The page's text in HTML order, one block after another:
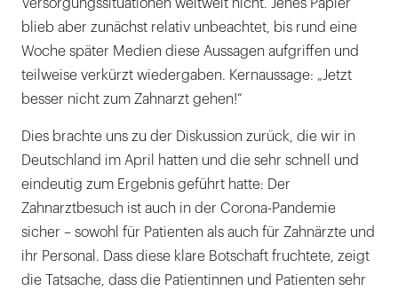
Versorgungssituationen weltweit nicht. Jenes Papier
blieb aber zunächst relativ unbeachtet, bis rund eine
Woche später Medien diese Aussagen aufgriffen und
teilweise verkürzt wiedergaben. Kernaussage: „Jetzt
besser nicht zum Zahnarzt gehen!“
Dies brachte uns zu der Diskussion zurück, die wir in
Deutschland im April hatten und die sehr schnell und
eindeutig zum Ergebnis geführt hatte: Der
Zahnarztbesuch ist auch in der Corona-Pandemie
sicher – sowohl für Patienten als auch für Zahnärzte und
ihr Personal. Dass diese klare Botschaft fruchtete, zeigt
die Tatsache, dass die Patientinnen und Patienten sehr